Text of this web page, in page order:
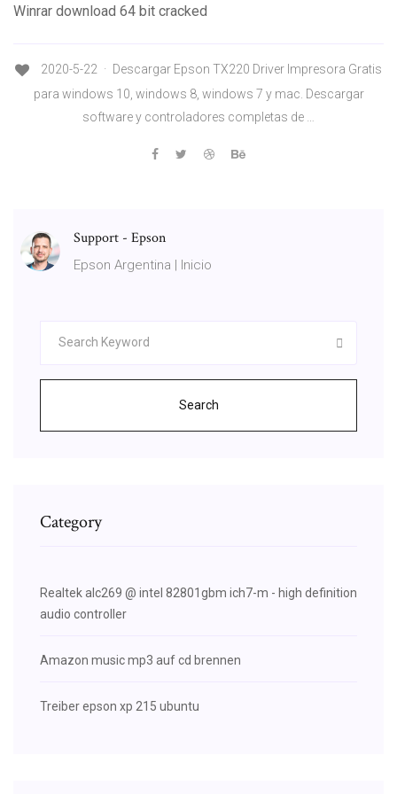
Winrar download 64 bit cracked
2020-5-22 · Descargar Epson TX220 Driver Impresora Gratis
para windows 10, windows 8, windows 7 y mac. Descargar
software y controladores completas de …
Support - Epson
Epson Argentina | Inicio
Search
Category
Realtek alc269 @ intel 82801gbm ich7-m - high definition
audio controller
Amazon music mp3 auf cd brennen
Treiber epson xp 215 ubuntu